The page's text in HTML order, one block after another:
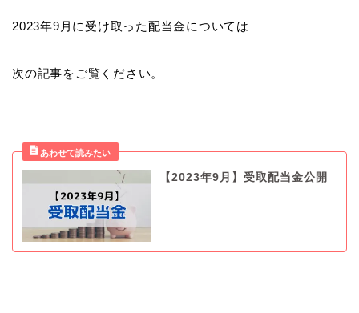
2023年9月に受け取った配当金については
次の記事をご覧ください。
【2023年9月】受取配当金公開